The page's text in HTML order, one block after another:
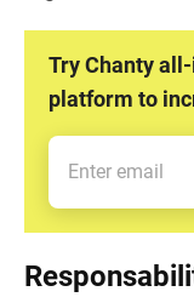
Try Chanty
platform to